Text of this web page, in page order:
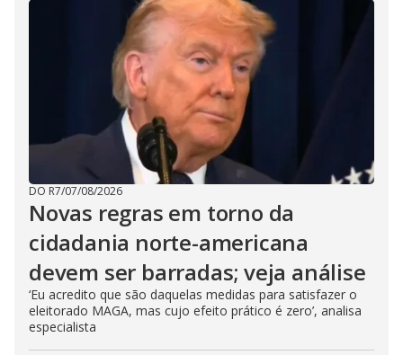
DO R7/07/08/2026
Novas regras em torno da
cidadania norte-americana
devem ser barradas; veja análise
‘Eu acredito que são daquelas medidas para satisfazer o
eleitorado MAGA, mas cujo efeito prático é zero’, analisa
especialista